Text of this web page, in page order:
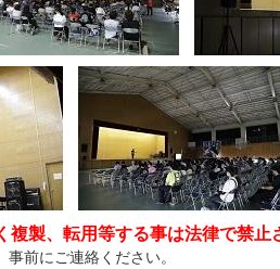
製、転用等する事は法律で禁止
前にご連絡ください。